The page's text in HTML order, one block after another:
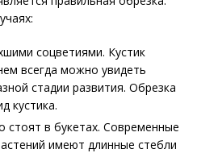
соцветиями. Кустик
всегда можно увидеть
стадии развития. Обрезка
кустика.
в букетах. Современные
имеют длинные стебли